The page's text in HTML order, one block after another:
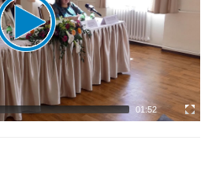
01:52